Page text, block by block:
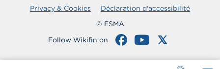
Privacy & Cookies
Déclaration d'accessibilité
© FSMA
Follow Wikifin on